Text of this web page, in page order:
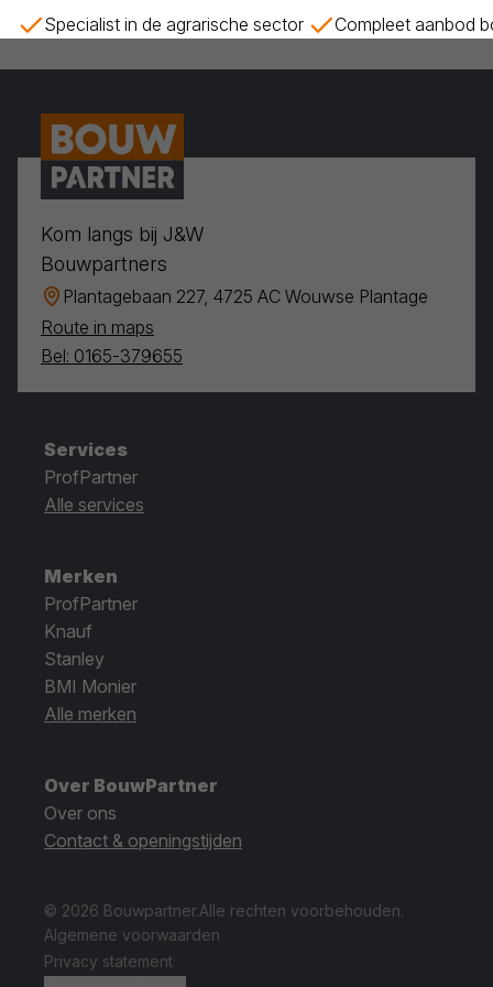
Specialist in de agrarische sector Compleet aanbod
Kom langs bij J&W
Bouwpartners
Plantagebaan 227, 4725 AC Wouwse Plantage
Route in maps
Bel: 0165-379655
Services
ProfPartner
Alle services
Merken
ProfPartner
Knauf
Stanley
BMI Monier
Alle merken
Over BouwPartner
Over ons
Contact & openingstijden
© 2026 Bouwpartner.Alle rechten voorbehouden.
Algemene voorwaarden
Privacy statement